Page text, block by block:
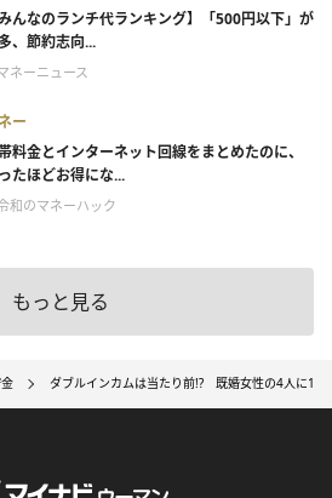
みんなのランチ代ランキング】「500円以下」が
、節約志向...
ネーニュース
ー
料金とインターネット回線をまとめたのに、
たほどお得にな...
和のマネーハック
もっと見る
ダブルインカムは当たり前!? 既婚女性の4人に1